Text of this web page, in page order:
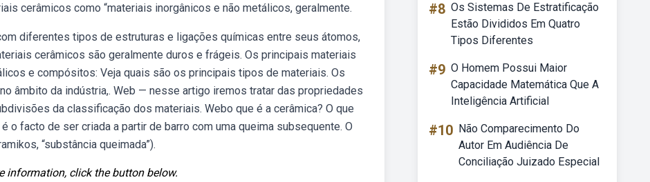
cerâmicos como “materiais inorgânicos e não metálicos, geralmente.
diferentes tipos de estruturas e ligações químicas entre seus átomos,
cerâmicos são geralmente duros e frágeis. Os principais materiais
e compósitos: Veja quais são os principais tipos de materiais. Os
âmbito da indústria,. Web — nesse artigo iremos tratar das propriedades
da classificação dos materiais. Webo que é a cerâmica? O que
o facto de ser criada a partir de barro com uma queima subsequente. O
“substância queimada”).
information, click the button below.
#8 Os Sistemas De Estratificação
Estão Divididos Em Quatro
Tipos Diferentes
#9 O Homem Possui Maior
Capacidade Matemática Que A
Inteligência Artificial
#10 Não Comparecimento Do
Autor Em Audiência De
Conciliação Juizado Especial